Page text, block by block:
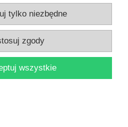
Rolland
tylko niezbędne
zgody
wszystkie